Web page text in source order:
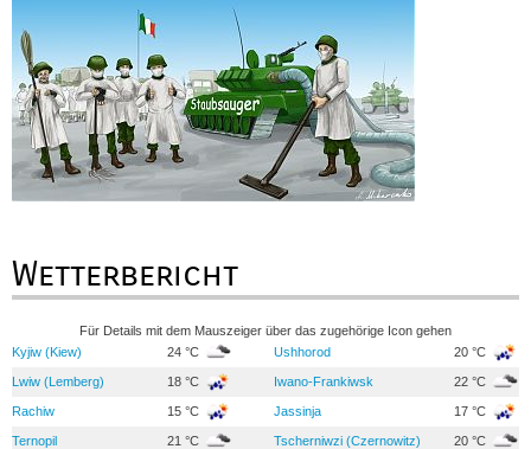
Wetterbericht
Für Details mit dem Mauszeiger über das zugehörige Icon gehen
Kyjiw (Kiew)
24 °C Ushhorod 20 °C
Lwiw (Lemberg) 18 °C Iwano-Frankiwsk 22 °C
Rachiw 15 °C Jassinja 17 °C
Ternopil 21 °C Tscherniwzi (Czernowitz) 20 °C